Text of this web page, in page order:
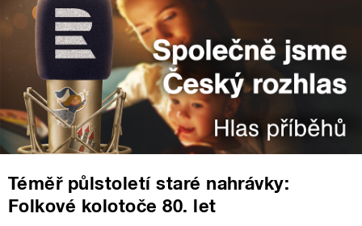
Téměř půlstoletí staré nahrávky:
Folkové kolotoče 80. let